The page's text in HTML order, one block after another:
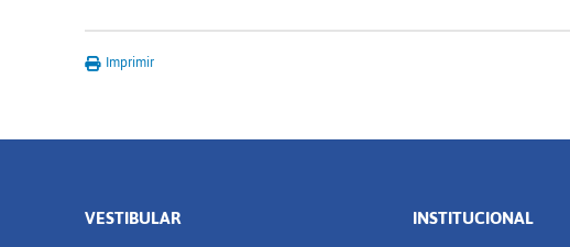
Imprimir
VESTIBULAR INSTITUCIONAL